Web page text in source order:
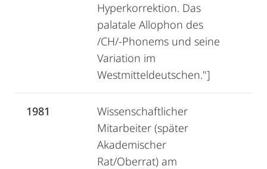
Hyperkorrektion. Das
palatale Allophon des
/CH/-Phonems und seine
Variation im
Westmitteldeutschen."]
1981
Wissenschaftlicher
Mitarbeiter (später
Akademischer
Rat/Oberrat) am